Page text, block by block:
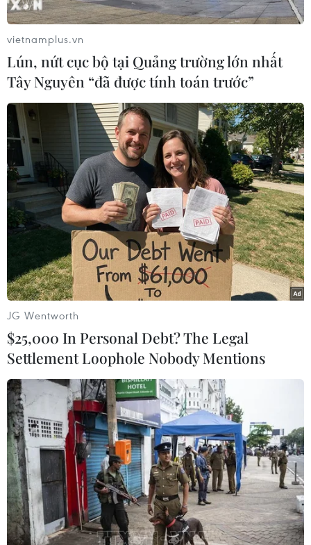
Đơn vị này cho biết không bán vé trực tiếp cho người hâm mộ
nhưng sẽ bán trực tiếp cho một bộ phận cổ động viên là thương
binh. Nhưng đến lúc này, thời điểm bán vé cho các bác thương
binh chưa được xác định. (Ảnh: Minh Sơn/Vietnam+)
Dù vậy từ 5 giờ sáng, hàng trăm thương binh đã tập trung
trước trụ sở VFF chờ được mua vé. (Ảnh: Minh Sơn/Vietnam+)
vietnamplus.vn
Lún, nứt cục bộ tại Quảng trường lớn nhất
Tây Nguyên “đã được tính toán trước”
JG Wentworth
$25,000 In Personal Debt? The Legal
Settlement Loophole Nobody Mentions